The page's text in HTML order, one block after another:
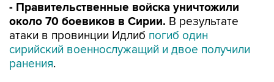
- Правительственные войска уничтожили
около 70 боевиков в Сирии. В результате
атаки в провинции Идлиб погиб один
сирийский военнослужащий и двое получили
ранения.